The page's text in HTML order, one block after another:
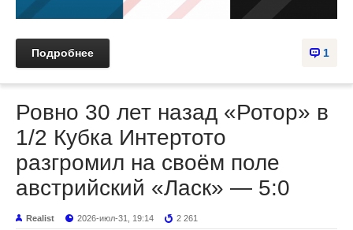
1
Подробнее
Ровно 30 лет назад «Ротор» в
1/2 Кубка Интертото
разгромил на своём поле
австрийский «Ласк» — 5:0
Realist 2026-июл-31, 19:14 2 261